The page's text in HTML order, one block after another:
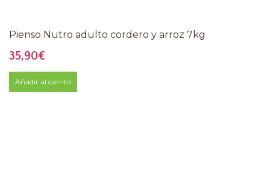
Pienso Nutro adulto cordero y arroz 7kg
35,90€
Añadir al carrito